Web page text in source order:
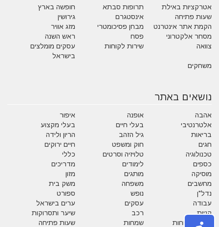
אטרקציות באילת תרופות סבתא
חופשה בארץ
שעות פתיחה
אינסטגרם
גירושין
הקמת אתר אינטרנט
מבחן פסיכומטרי
מזג אוויר
מסחר אלקטרוני
פסח
ראש השנה
צוואה
שירות לקוחות
עסקים מומלצים
בישראל
משחקים
נושאים באתר
אהבה אופנה
איפור
אלטרנטיבי
בעלי חיים
בעלי מקצוע
בריאות
גיל הזהב
הריון ולידה
חגים
חוק ומשפט
חיים ירוקים
טכנולוגיה
טלויזיה וסרטים
כללי
כספים
לימודים
מדריכים
מוסיקה
מותגים
מזון
מחשבים
משפחה
משק בית
נדל"ן
נופש
ספורט
עבודה
עסקים
ערים בישראל
קניות
רכב
שיער ותסרוקות
שירות לקוחות
שמחות שעות פתיחה